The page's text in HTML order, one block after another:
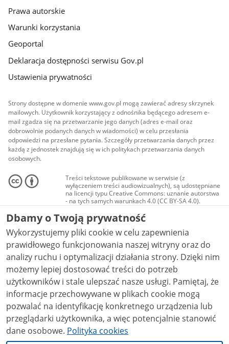
Prawa autorskie
Warunki korzystania
Geoportal
Deklaracja dostępności serwisu Gov.pl
Ustawienia prywatności
Strony dostępne w domenie www.gov.pl mogą zawierać adresy skrzynek
mailowych. Użytkownik korzystający z odnośnika będącego adresem e-
mail zgadza się na przetwarzanie jego danych (adres e-mail oraz
dobrowolnie podanych danych w wiadomości) w celu przesłania
odpowiedzi na przesłane pytania. Szczegóły przetwarzania danych przez
każdą z jednostek znajdują się w ich politykach przetwarzania danych
osobowych.
Treści tekstowe publikowane w serwisie (z
wyłączeniem treści audiowizualnych), są udostępniane
na licencji typu Creative Commons: uznanie autorstwa
- na tych samych warunkach 4.0 (CC BY-SA 4.0).
Materiały audiowizualne, w tym zdjęcia, materiały
audio i wideo, są udostępniane na licencji typu
Creative Commons: uznanie autorstwa użycie
niekomercyjne - bez utworów zależnych 4.0 (CC BY-
NC-ND 4.0), o ile nie jest to stwierdzone inaczej.
Dbamy o Twoją prywatność
Wykorzystujemy pliki cookie w celu zapewnienia
prawidłowego funkcjonowania naszej witryny oraz do
analizy ruchu i optymalizacji działania strony. Dzięki nim
możemy lepiej dostosować treści do potrzeb
użytkowników i stale ulepszać nasze usługi. Pamiętaj, że
informacje przechowywane w plikach cookie mogą
pozwalać na identyfikację konkretnego urządzenia lub
przeglądarki użytkownika, a więc potencjalnie stanowić
dane osobowe. Polityka cookies